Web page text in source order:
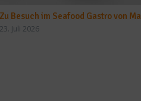
Zu Besuch im Seafood Gastro von
23. Juli 2026